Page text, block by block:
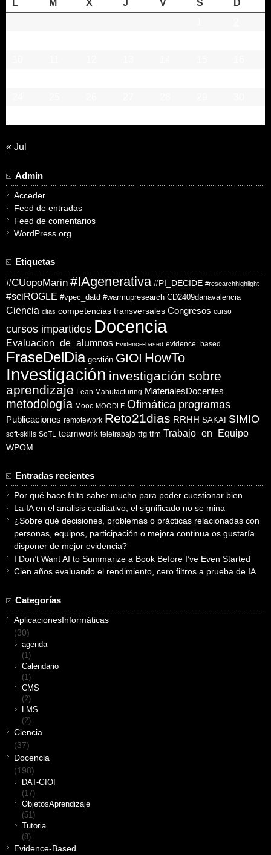
L M X J V S
D
« Jul
Admin
Acceder
Feed de entradas
Feed de comentarios
WordPress.org
Etiquetas
#CUopoMarin #IAgenerativa #PI_DECIDE #researchhighlight
#sciROGLE #vpec_datd #warmupresearch CD2409danavalencia
Ciencia citas competencias transversales Congresos curso
cursos impartidos Docencia
Evaluacion_de_alumnos Evidence-based evidence_based
FraseDelDia gestión GIOI HowTo
Investigación investigación sobre
aprendizaje Lean Manufacturing MaterialesDocentes
metodología Mooc MOODLE Ofimática programas
Publicaciones remotework Reto21dias RRHH SAKAI SIMIO
soft-skills SoTL teamwork teletrabajo tfg tfm Trabajo_en_Equipo
WPOM
Entradas recientes
Por qué hace falta saber mucho para poder cuestionar bien
La IA en el analisis cualitativo, el significado no se mina
¿Sobre qué decisiones, problemas o prácticas relacionadas con
personas, equipos, participación o mejora continua os gustaría
disponer de mejor evidencia?
I Don’t Want AI to Summarize a Book Before I’ve Even Started
Cien años evaluando el rendimiento, cero filtros a prueba de IA
Categorías
AplicacionesInformáticas
(30)
agenda
(1)
Calendario
(1)
CMS
(2)
LMS
(2)
Ciencia
(37)
Docencia
(198)
DAT-GIOI
(17)
ObjetosAprendizaje
(51)
Tutoria
(8)
Evidence-Based